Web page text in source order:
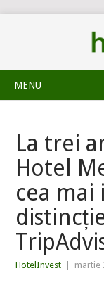
MENU
La trei
Hotel
cea
HotelInvest martie